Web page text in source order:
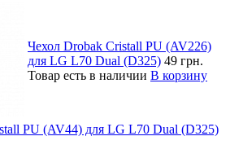
Чехол Drobak Cristall PU (AV226)
для LG L70 Dual (D325) 49 грн.
Товар есть в наличии В корзину
PU (AV44) для LG L70 Dual (D325)